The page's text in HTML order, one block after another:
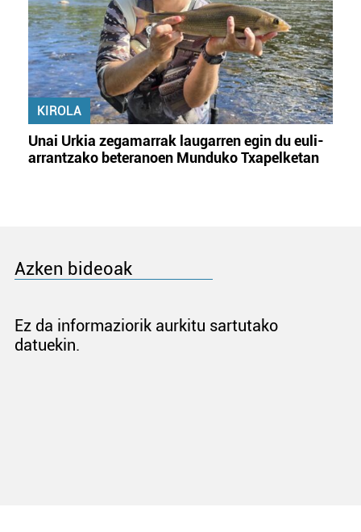
KIROLA
Unai Urkia zegamarrak laugarren egin du euli-
arrantzako beteranoen Munduko Txapelketan
Azken bideoak
Ez da informaziorik aurkitu sartutako
datuekin.